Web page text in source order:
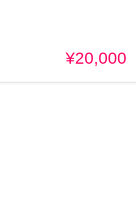
¥20,000